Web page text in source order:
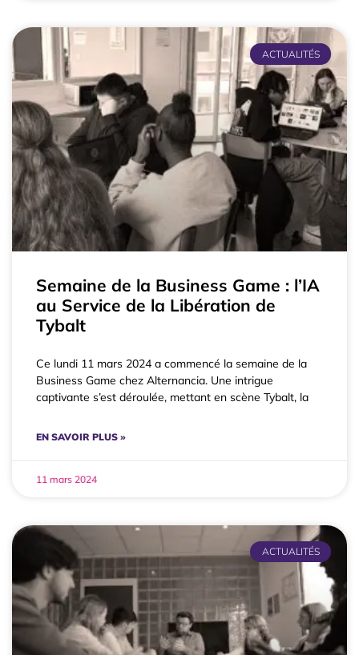
ACTUALITÉS
Semaine de la Business Game : l’IA
au Service de la Libération de
Tybalt
Ce lundi 11 mars 2024 a commencé la semaine de la
Business Game chez Alternancia. Une intrigue
captivante s’est déroulée, mettant en scène Tybalt, la
EN SAVOIR PLUS »
11 mars 2024
ACTUALITÉS